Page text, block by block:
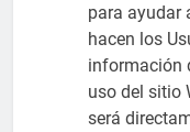
para ayudar
hacen los
información
uso del sitio
será